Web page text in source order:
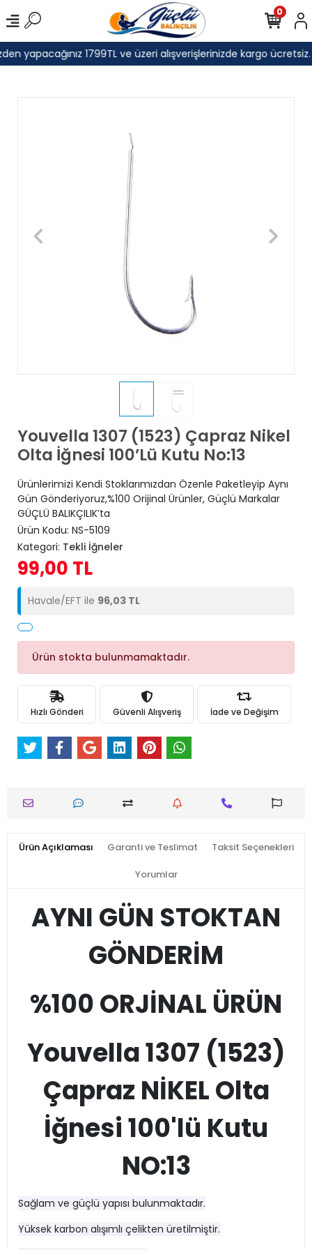
yapacağınız 1799TL ve üzeri alışverişlerinizde kargo ücretsiz.
0
Youvella 1307 (1523) Çapraz Nikel
Olta İğnesi 100’Lü Kutu No:13
Ürünlerimizi Kendi Stoklarımızdan Özenle Paketleyip Aynı
Gün Gönderiyoruz,%100 Orijinal Ürünler, Güçlü Markalar
GÜÇLÜ BALIKÇILIK’ta
Ürün Kodu: NS-5109
Kategori: Tekli İğneler
99,00 TL
Havale/EFT ile 96,03 TL
Ürün stokta bulunmamaktadır.
Hızlı Gönderi Güvenli Alışveriş İade ve Değişim
Ürün Açıklaması Garanti ve Teslimat Taksit Seçenekleri
Yorumlar
AYNI GÜN STOKTAN
GÖNDERİM
%100 ORJİNAL ÜRÜN
Youvella 1307 (1523)
Çapraz NİKEL Olta
İğnesi 100'lü Kutu
NO:13
Sağlam ve güçlü yapısı bulunmaktadır.
Yüksek karbon alışımlı çelikten üretilmiştir.